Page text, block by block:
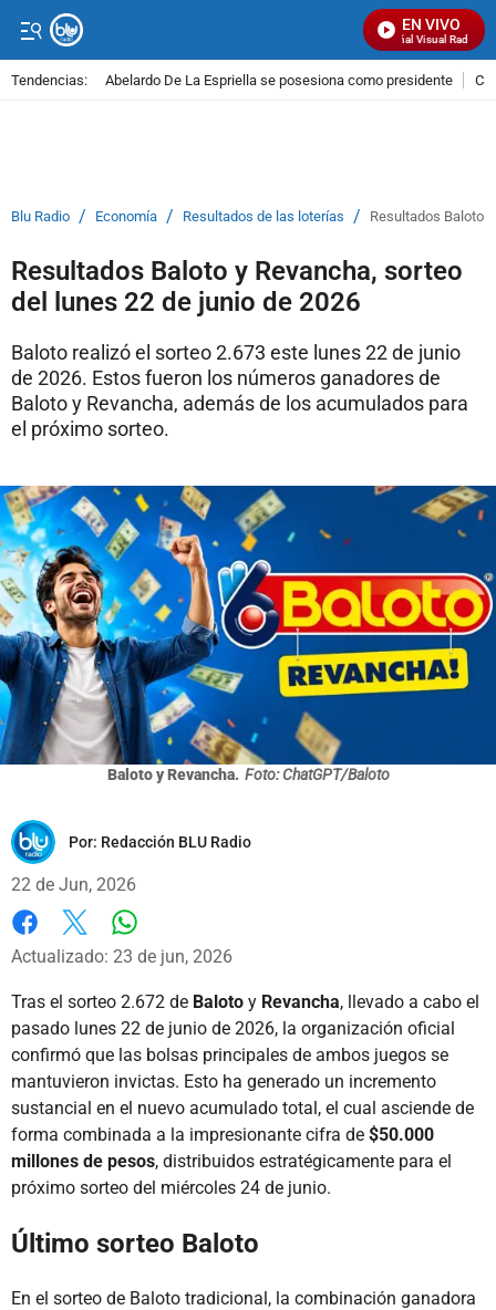
EN VIVO
Señal Visual Radio
Tendencias: Abelardo De La Espriella se posesiona como presidente
Blu Radio / Economía / Resultados de las loterías / Resultados Baloto
Resultados Baloto y Revancha, sorteo
del lunes 22 de junio de 2026
Baloto realizó el sorteo 2.673 este lunes 22 de junio
de 2026. Estos fueron los números ganadores de
Baloto y Revancha, además de los acumulados para
el próximo sorteo.
Baloto y Revancha. Foto: ChatGPT/Baloto
Por: Redacción BLU Radio
22 de Jun, 2026
Facebook
X
Actualizado: 23 de jun, 2026
Tras el sorteo 2.672 de Baloto y Revancha, llevado a cabo el
pasado lunes 22 de junio de 2026, la organización oficial
confirmó que las bolsas principales de ambos juegos se
mantuvieron invictas. Esto ha generado un incremento
sustancial en el nuevo acumulado total, el cual asciende de
forma combinada a la impresionante cifra de $50.000
millones de pesos, distribuidos estratégicamente para el
próximo sorteo del miércoles 24 de junio.
Último sorteo Baloto
En el sorteo de Baloto tradicional, la combinación ganadora